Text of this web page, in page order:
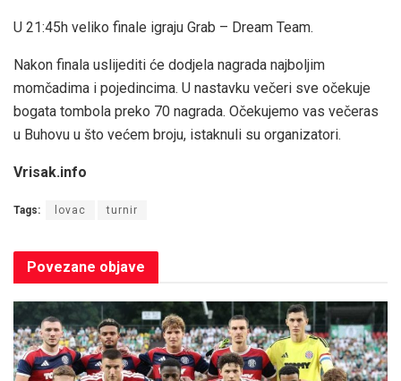
U 21:45h veliko finale igraju Grab – Dream Team.
Nakon finala uslijediti će dodjela nagrada najboljim
momčadima i pojedincima. U nastavku večeri sve očekuje
bogata tombola preko 70 nagrada. Očekujemo vas večeras
u Buhovu u što većem broju, istaknuli su organizatori.
Vrisak.info
Tags: lovac turnir
Povezane objave